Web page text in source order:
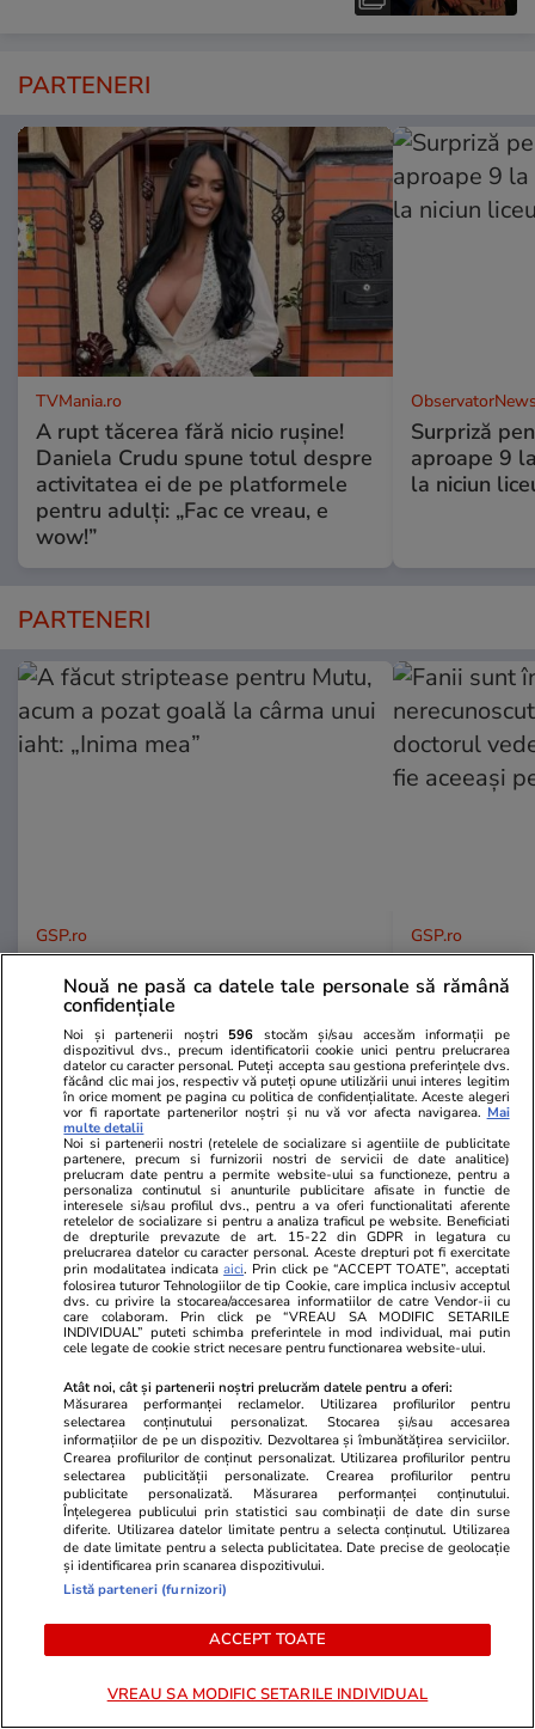
PARTENERI
TVMania.ro
A rupt tăcerea fără nicio rușine!
Daniela Crudu spune totul despre
activitatea ei de pe platformele
pentru adulți: „Fac ce vreau, e
wow!”
Surpriză
aproape 9
la niciun
PARTENERI
GSP.ro
acum a pozat goală la cârma unui
iaht: „Inima mea”
GSP.ro
să fie
PARTENERI
Nouă ne pasă ca datele tale personale să rămână
confidențiale
Noi și partenerii noștri 596 stocăm și/sau accesăm informații pe
dispozitivul dvs., precum identificatorii cookie unici pentru prelucrarea
datelor cu caracter personal. Puteți accepta sau gestiona preferințele dvs.
făcând clic mai jos, respectiv vă puteți opune utilizării unui interes legitim
în orice moment pe pagina cu politica de confidențialitate. Aceste alegeri
vor fi raportate partenerilor noștri și nu vă vor afecta navigarea. Mai
multe detalii
Noi si partenerii nostri (retelele de socializare si agentiile de publicitate
partenere, precum si furnizorii nostri de servicii de date analitice)
prelucram date pentru a permite website-ului sa functioneze, pentru a
personaliza continutul si anunturile publicitare afisate in functie de
interesele si/sau profilul dvs., pentru a va oferi functionalitati aferente
retelelor de socializare si pentru a analiza traficul pe website. Beneficiati
de drepturile prevazute de art. 15-22 din GDPR in legatura cu
prelucrarea datelor cu caracter personal. Aceste drepturi pot fi exercitate
prin modalitatea indicataaici. Prin click pe “ACCEPT TOATE”, acceptati
folosirea tuturor Tehnologiilor de tip Cookie, care implica inclusiv acceptul
dvs. cu privire la stocarea/accesarea informatiilor de catre Vendor-ii cu
care colaboram. Prin click pe “VREAU SA MODIFIC SETARILE
INDIVIDUAL” puteti schimba preferintele in mod individual, mai putin
cele legate de cookie strict necesare pentru functionarea website-ului.
Atât noi, cât și partenerii noștri prelucrăm datele pentru a oferi:
Măsurarea performanței reclamelor. Utilizarea profilurilor pentru
selectarea conținutului personalizat. Stocarea și/sau accesarea
informațiilor de pe un dispozitiv. Dezvoltarea și îmbunătățirea serviciilor.
Crearea profilurilor de conținut personalizat. Utilizarea profilurilor pentru
selectarea publicității personalizate. Crearea profilurilor pentru
publicitate personalizată. Măsurarea performanței conținutului.
Înțelegerea publicului prin statistici sau combinații de date din surse
diferite. Utilizarea datelor limitate pentru a selecta conținutul. Utilizarea
de date limitate pentru a selecta publicitatea. Date precise de geolocație
și identificarea prin scanarea dispozitivului.
Listă parteneri (furnizori)
ACCEPT TOATE
VREAU SA MODIFIC SETARILE INDIVIDUAL